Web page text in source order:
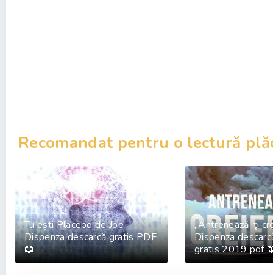
Recomandat pentru o lectură
Tu ești Placebo de Joe
Dispenza descarcă gratis PDF
📖
„Antrenează-ţi
Dispenza
gratis 2019 pdf